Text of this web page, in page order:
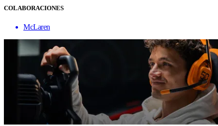
COLABORACIONES
McLaren